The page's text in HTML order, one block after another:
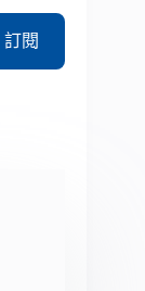
訂閱